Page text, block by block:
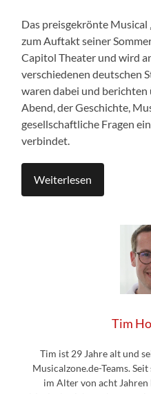
Das preisgekrönte Musical
zum Auftakt seiner
Capitol Theater und wird
verschiedenen deutschen
waren dabei und berichten
Abend, der Geschichte,
gesellschaftliche Fragen
verbindet.
Weiterlesen
Tim
Tim ist 29 Jahre alt und
Musicalzone.de-Teams.
im Alter von acht Jahren